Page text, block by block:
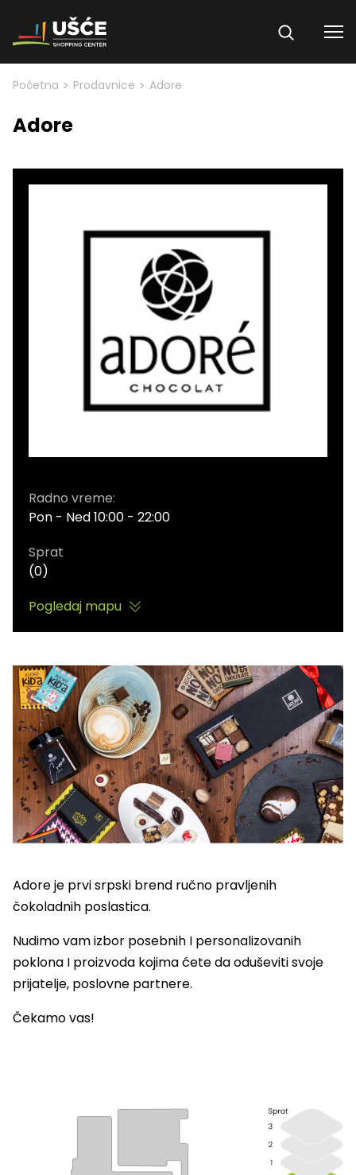
Skip to content
Početna > Prodavnice > Adore
Adore
Radno vreme:
Pon - Ned 10:00 - 22:00
Sprat
(0)
Pogledaj mapu
Adore je prvi srpski brend ručno pravljenih
čokoladnih poslastica.
Nudimo vam izbor posebnih I personalizovanih
poklona I proizvoda kojima ćete da oduševiti svoje
prijatelje, poslovne partnere.
Čekamo vas!